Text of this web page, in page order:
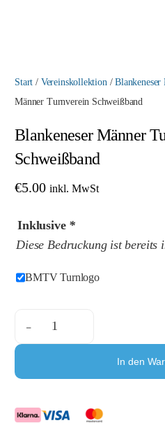
Start / Vereinskollektion/
Männer Turnverein Schweißband
Blankeneser Männer
Schweißband
€5.00 inkl. MwSt
Inklusive *
Diese Bedruckung ist bereits
BMTV Turnlogo
-
In den